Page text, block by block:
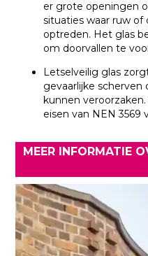
er grote openingen
situaties waar ruw of
optreden. Het glas
om doorvallen te
Letselveilig glas
gevaarlijke scherven
kunnen
eisen van NEN 3569
MEER INFORMATIE